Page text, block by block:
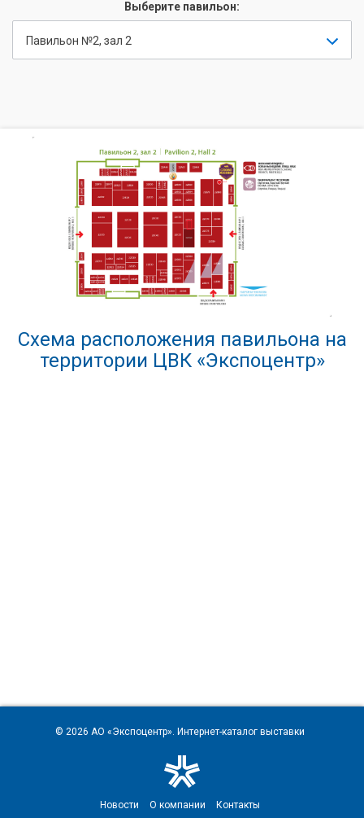
Выберите павильон:
Павильон №2, зал 2
Схема расположения павильона на
территории ЦВК «Экспоцентр»
© 2026 АО «Экспоцентр». Интернет-каталог выставки
Новости О компании Контакты